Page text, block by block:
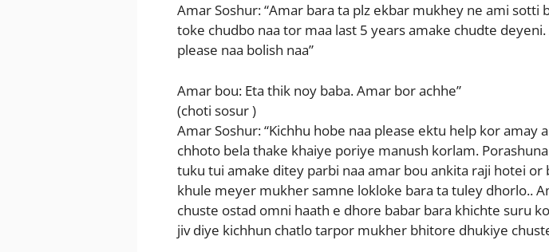
Amar Soshur: “Amar bara ta plz ekbar mukhey ne ami sotti
toke chudbo naa tor maa last 5 years amake chudte
please naa bolish naa”
Amar bou: Eta thik noy baba. Amar bor achhe”
(choti sosur )
Amar Soshur: “Kichhu hobe naa please ektu help kor amay
chhoto bela thake khaiye poriye manush korlam.
tuku tui amake ditey parbi naa amar bou ankita raji hotei or
khule meyer mukher samne lokloke bara ta tuley dhorlo..
chuste ostad omni haath e dhore babar bara khichte suru
jiv diye kichhun chatlo tarpor mukher bhitore dhukiye